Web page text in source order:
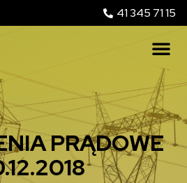
41 345 71 15
PRĄDOWE